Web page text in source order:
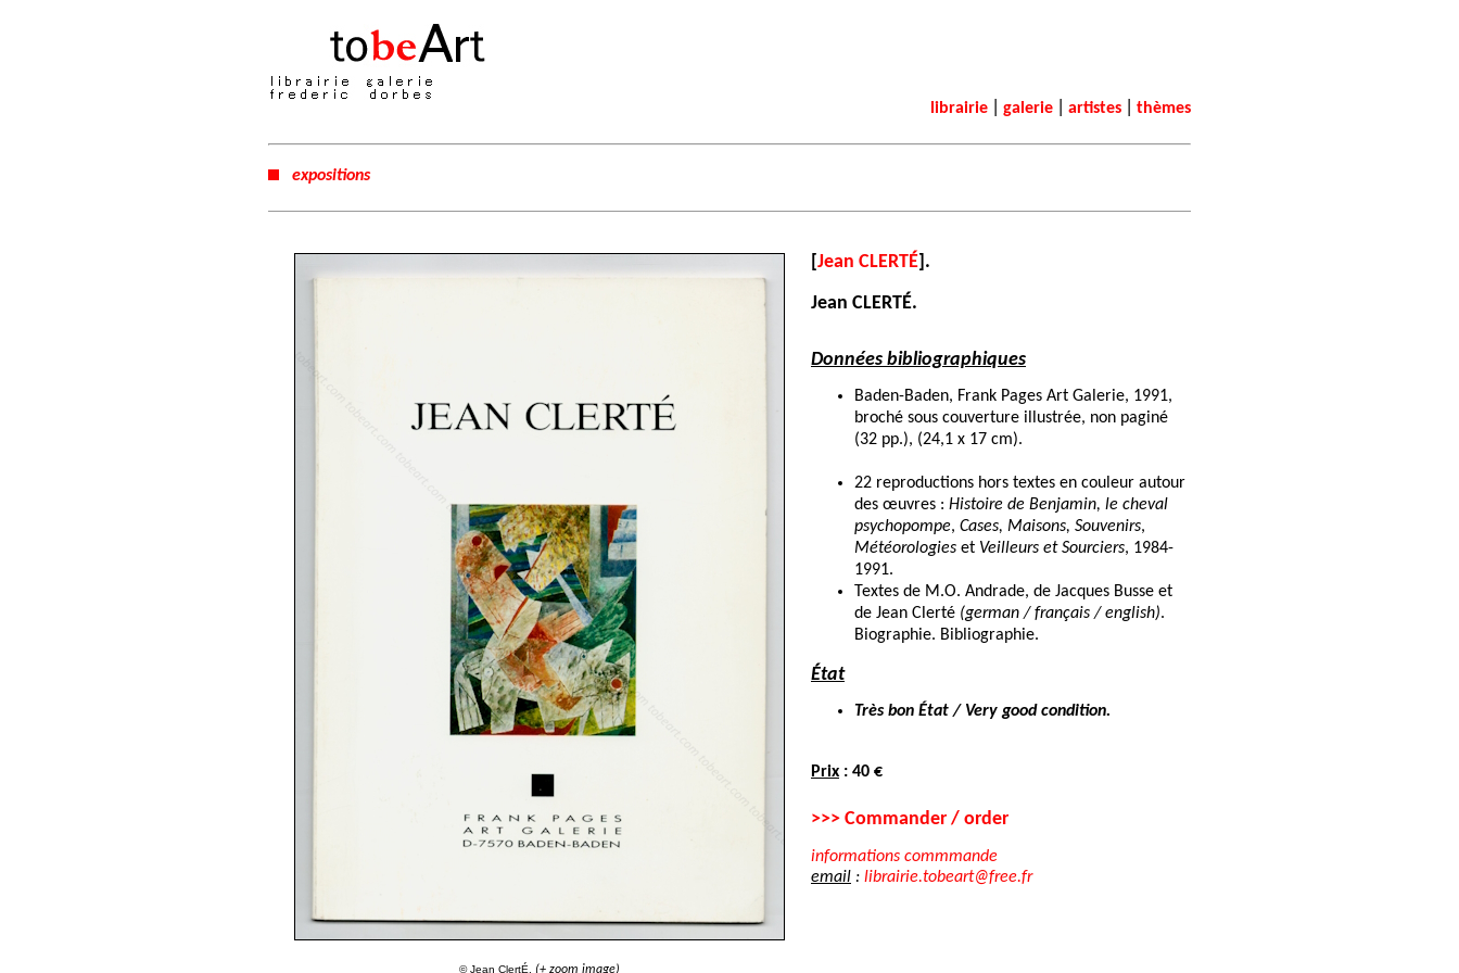
librairie galerie artistes thèmes
expositions
© Jean ClertÉ. (+ zoom image)
[Jean CLERTÉ].
Jean CLERTÉ.
Données bibliographiques
Baden-Baden, Frank Pages Art Galerie, 1991,
broché sous couverture illustrée, non paginé
(32 pp.), (24,1 x 17 cm).
22 reproductions hors textes en couleur autour
des œuvres : Histoire de Benjamin, le cheval
psychopompe, Cases, Maisons, Souvenirs,
Météorologies et Veilleurs et Sourciers, 1984-
1991.
Textes de M.O. Andrade, de Jacques Busse et
de Jean Clerté (german / français / english).
Biographie. Bibliographie.
État
Très bon État / Very good condition.
Prix : 40 €
>>> Commander / order
informations commmande
email : librairie.tobeart@free.fr